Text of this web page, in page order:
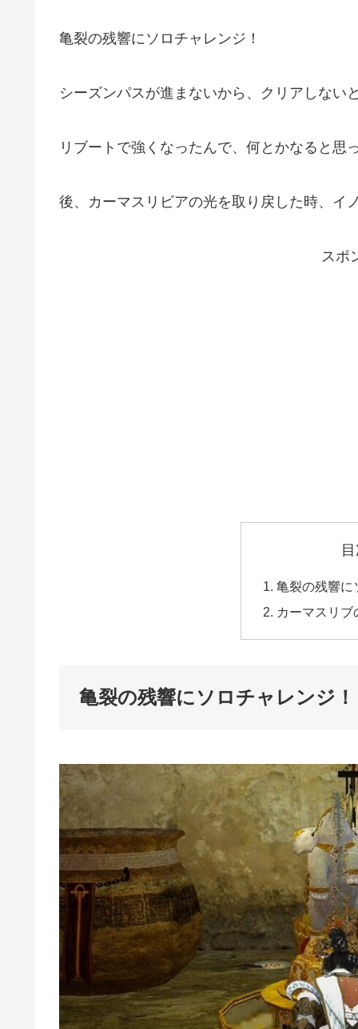
亀裂の残響にソロチャレンジ！
シーズンパスが進まないから、クリアしない
リブートで強くなったんで、何とかなると
後、カーマスリビアの光を取り戻した時、イ
スポ
亀裂の残響に
カーマスリ
亀裂の残響にソロチャレンジ！